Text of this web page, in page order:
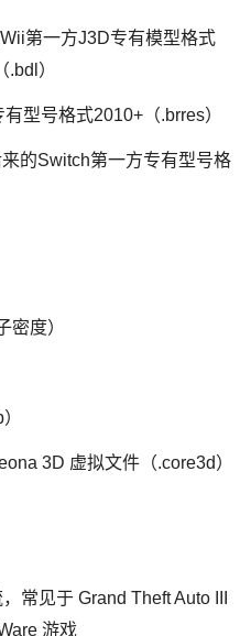
第一方J3D专有模型格式
）
型号格式2010+（.brres）
的Switch第一方专有型号格
度）
3D 虚拟文件（.core3d）
常见于 Grand Theft Auto III
游戏